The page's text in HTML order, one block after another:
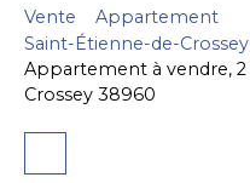
Vente
Appartement
Saint-Étienne-de-
Appartement à vendre,
Crossey 38960